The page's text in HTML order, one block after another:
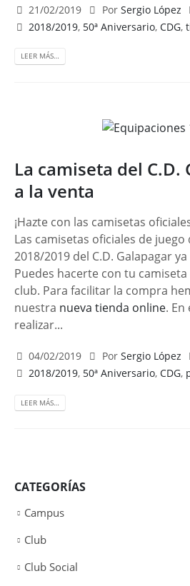
21/02/2019 Por Sergio López
2018/2019, 50ª Aniversario,CDG,
LEER MÁS…
La camiseta del C.D.
a la venta
¡Hazte con las camisetas
Las camisetas oficiales de
2018/2019 del C.D. Galapagar
Puedes hacerte con tu
club. Para facilitar la compra
nuestra nueva tienda online.
realizar...
04/02/2019 Por Sergio López
2018/2019, 50ª Aniversario,CDG,
LEER MÁS…
CATEGORÍAS
Campus
Club
Club Social